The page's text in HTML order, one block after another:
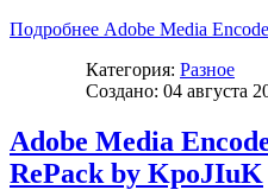
Подробнее Adobe Media
Категория: Разное
Создано: 04 августа
Adobe Media
RePack by KpoJIuK